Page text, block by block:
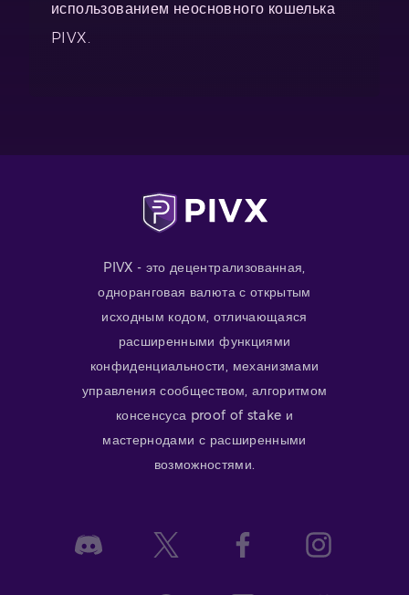
использованием неосновного кошелька
PIVX.
PIVX - это децентрализованная,
одноранговая валюта с открытым
исходным кодом, отличающаяся
расширенными функциями
конфиденциальности, механизмами
управления сообществом, алгоритмом
консенсуса proof of stake и
мастернодами с расширенными
возможностями.